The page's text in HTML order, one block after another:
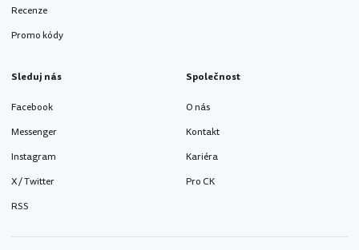
Recenze
Promo kódy
Sleduj nás
Facebook
Messenger
Instagram
X / Twitter
RSS
Společnost
O nás
Kontakt
Kariéra
Pro CK